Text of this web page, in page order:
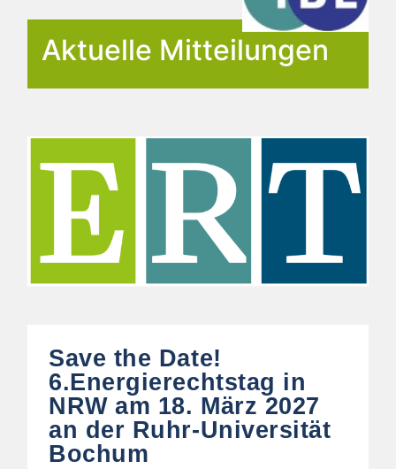
Aktuelle Mitteilungen
Save the Date!
6.Energierechtstag in
NRW am 18. März 2027
an der Ruhr-Universität
Bochum